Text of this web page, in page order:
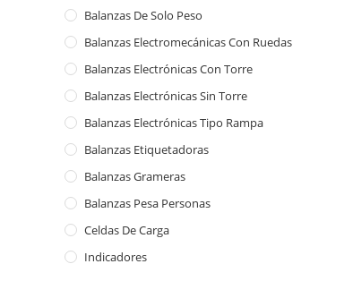
Balanzas De Solo Peso
Balanzas Electromecánicas Con Ruedas
Balanzas Electrónicas Con Torre
Balanzas Electrónicas Sin Torre
Balanzas Electrónicas Tipo Rampa
Balanzas Etiquetadoras
Balanzas Grameras
Balanzas Pesa Personas
Celdas De Carga
Indicadores